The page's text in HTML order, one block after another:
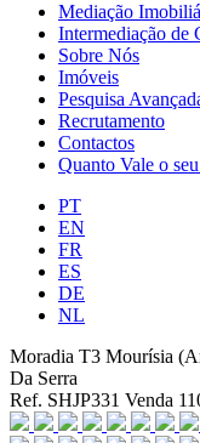
Mediação
Intermediação de
Sobre Nós
Imóveis
Pesquisa
Recrutamento
Contactos
Quanto Vale o
PT
EN
FR
ES
DE
NL
Moradia T3 Mourísia
Da Serra
Ref. SHJP331 Venda